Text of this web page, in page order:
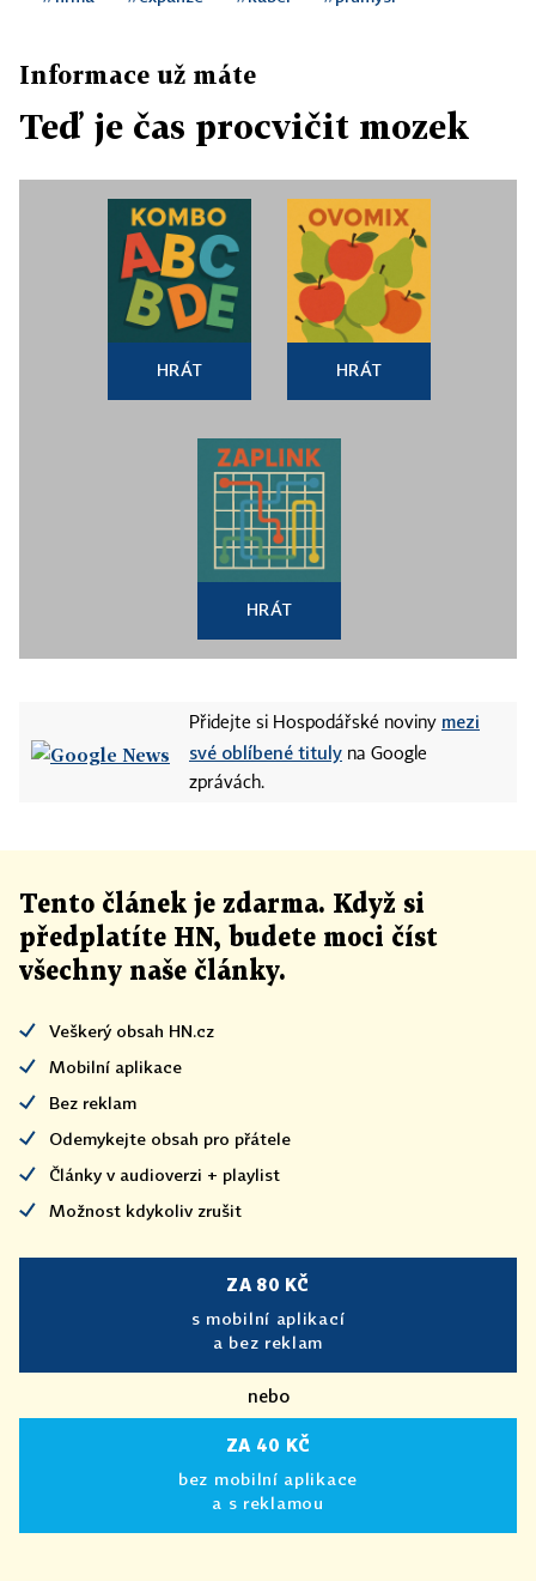
Informace už máte
Teď je čas procvičit mozek
HRÁT HRÁT
HRÁT
Přidejte si Hospodářské noviny mezi
své oblíbené tituly na Google
zprávách.
Tento článek je zdarma. Když si
předplatíte HN, budete moci číst
všechny naše články.
Veškerý obsah HN.cz
Mobilní aplikace
Bez reklam
Odemykejte obsah pro přátele
Články v audioverzi + playlist
Možnost kdykoliv zrušit
ZA 80 KČ
s mobilní aplikací
a bez reklam
nebo
ZA 40 KČ
bez mobilní aplikace
a s reklamou